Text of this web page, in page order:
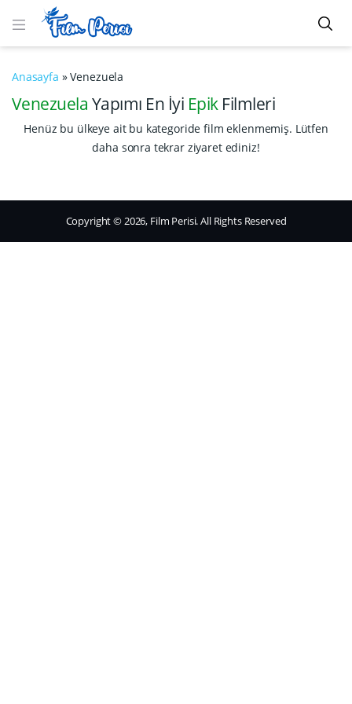
Anasayfa »Venezuela
Venezuela Yapımı En İyi Epik Filmleri
Henüz bu ülkeye ait bu kategoride film eklenmemiş. Lütfen
daha sonra tekrar ziyaret ediniz!
Copyright © 2026, Film Perisi. All Rights Reserved